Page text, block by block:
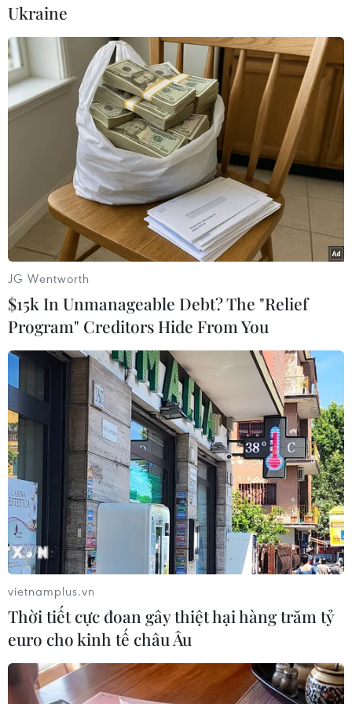
dân làng mở hội thi và dâng
tinh hoa trời đất cùng tài hoa sáng
tạo của con người lên thành
hoàng làng.
Minh Anh
(Vietnam+)
#Xôi Phú Thượng #Di sản văn hóa phi vật thể Quốc gia
Ukraine
JG Wentworth
$15k In Unmanageable Debt? The "Relief
Program" Creditors Hide From You
vietnamplus.vn
Thời tiết cực đoan gây thiệt hại hàng trăm tỷ
euro cho kinh tế châu Âu